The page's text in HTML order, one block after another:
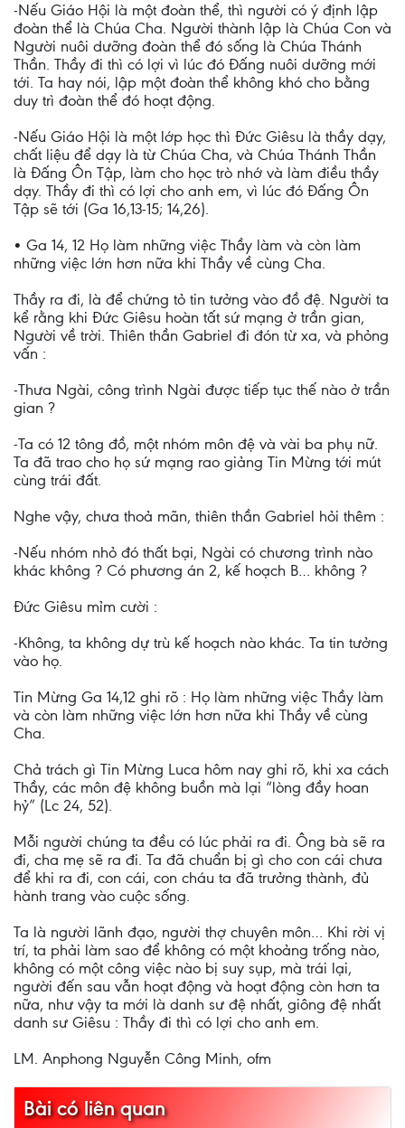
-Nếu Giáo Hội là một đoàn thể, thì người có ý định lập
đoàn thể là Chúa Cha. Người thành lập là Chúa Con và
Người nuôi dưỡng đoàn thể đó sống là Chúa Thánh
Thần. Thầy đi thì có lợi vì lúc đó Đấng nuôi dưỡng mới
tới. Ta hay nói, lập một đoàn thể không khó cho bằng
duy trì đoàn thể đó hoạt động.
-Nếu Giáo Hội là một lớp học thì Đức Giêsu là thầy dạy,
chất liệu để dạy là từ Chúa Cha, và Chúa Thánh Thần
là Đấng Ôn Tập, làm cho học trò nhớ và làm điều thầy
dạy. Thầy đi thì có lợi cho anh em, vì lúc đó Đấng Ôn
Tập sẽ tới (Ga 16,13-15; 14,26).
• Ga 14, 12 Họ làm những việc Thầy làm và còn làm
những việc lớn hơn nữa khi Thầy về cùng Cha.
Thầy ra đi, là để chứng tỏ tin tưởng vào đồ đệ. Người ta
kể rằng khi Đức Giêsu hoàn tất sứ mạng ở trần gian,
Người về trời. Thiên thần Gabriel đi đón từ xa, và phỏng
vấn :
-Thưa Ngài, công trình Ngài được tiếp tục thế nào ở trần
gian ?
-Ta có 12 tông đồ, một nhóm môn đệ và vài ba phụ nữ.
Ta đã trao cho họ sứ mạng rao giảng Tin Mừng tới mút
cùng trái đất.
Nghe vậy, chưa thoả mãn, thiên thần Gabriel hỏi thêm :
-Nếu nhóm nhỏ đó thất bại, Ngài có chương trình nào
khác không ? Có phương án 2, kế hoạch B… không ?
Đức Giêsu mỉm cười :
-Không, ta không dự trù kế hoạch nào khác. Ta tin tưởng
vào họ.
Tin Mừng Ga 14,12 ghi rõ : Họ làm những việc Thầy làm
và còn làm những việc lớn hơn nữa khi Thầy về cùng
Cha.
Chả trách gì Tin Mừng Luca hôm nay ghi rõ, khi xa cách
Thầy, các môn đệ không buồn mà lại “lòng đầy hoan
hỷ” (Lc 24, 52).
Mỗi người chúng ta đều có lúc phải ra đi. Ông bà sẽ ra
đi, cha mẹ sẽ ra đi. Ta đã chuẩn bị gì cho con cái chưa
để khi ra đi, con cái, con cháu ta đã trưởng thành, đủ
hành trang vào cuộc sống.
Ta là người lãnh đạo, người thợ chuyên môn… Khi rời vị
trí, ta phải làm sao để không có một khoảng trống nào,
không có một công việc nào bị suy sụp, mà trái lại,
người đến sau vẫn hoạt động và hoạt động còn hơn ta
nữa, như vậy ta mới là danh sư đệ nhất, giông đệ nhất
danh sư Giêsu : Thầy đi thì có lợi cho anh em.
LM. Anphong Nguyễn Công Minh, ofm
Bài có liên quan